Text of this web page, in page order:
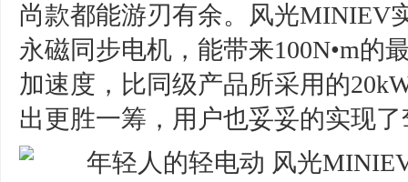
尚款都能游刃有余。风光MINIEV
永磁同步电机，能带来100N•m的
加速度，比同级产品所采用的
出更胜一筹，用户也妥妥的实现